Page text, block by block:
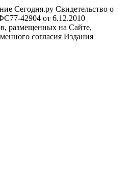
Сегодня.ру Свидетельство о
42904 от 6.12.2010
размещенных на Сайте,
согласия Издания